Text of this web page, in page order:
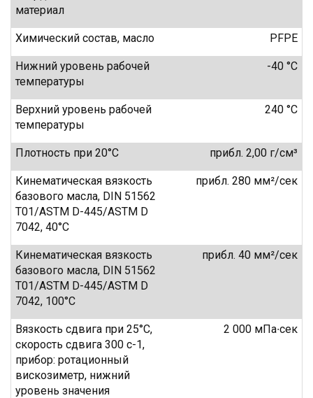
материал
Химический состав, масло PFPE
Нижний уровень рабочей
температуры
-40 °C
Верхний уровень рабочей
температуры
240 °C
Плотность при 20°C прибл. 2,00 г/см³
Кинематическая вязкость
базового масла, DIN 51562
T01/ASTM D-445/ASTM D
7042, 40°C
прибл. 280 мм²/сек
Кинематическая вязкость
базового масла, DIN 51562
T01/ASTM D-445/ASTM D
7042, 100°C
прибл. 40 мм²/сек
Вязкость сдвига при 25°C,
скорость сдвига 300 с-1,
прибор: ротационный
вискозиметр, нижний
уровень значения
2 000 мПа∙сек